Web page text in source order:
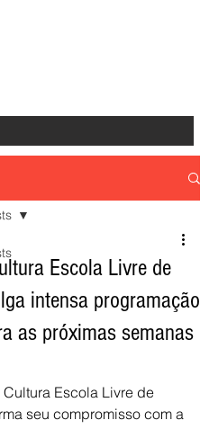
Escola Livre de
intensa programação
as próximas semanas
Cultura Escola Livre de
seu compromisso com a